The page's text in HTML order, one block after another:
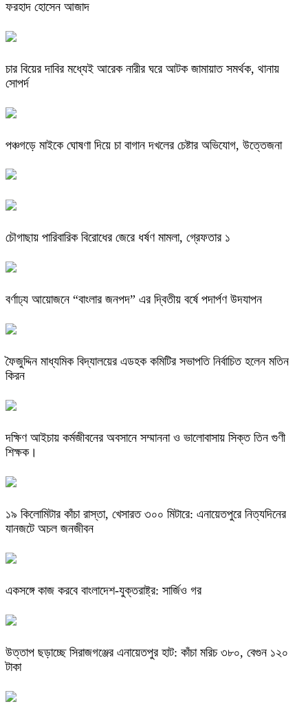
ফরহাদ হোসেন আজাদ
চার বিয়ের দাবির মধ্যেই আরেক নারীর ঘরে আটক জামায়াত সমর্থক, থানায়
সোপর্দ
পঞ্চগড়ে মাইকে ঘোষণা দিয়ে চা বাগান দখলের চেষ্টার অভিযোগ, উত্তেজনা
চৌগাছায় পারিবারিক বিরোধের জেরে ধর্ষণ মামলা, গ্রেফতার ১
বর্ণাঢ্য আয়োজনে “বাংলার জনপদ” এর দ্বিতীয় বর্ষে পদার্পণ উদযাপন
ফৈজুদ্দিন মাধ্যমিক বিদ্যালয়ের এডহক কমিটির সভাপতি নির্বাচিত হলেন মতিন
কিরন
দক্ষিণ আইচায় কর্মজীবনের অবসানে সম্মাননা ও ভালোবাসায় সিক্ত তিন গুণী
শিক্ষক।
​১৯ কিলোমিটার কাঁচা রাস্তা, খেসারত ৩০০ মিটারে: এনায়েতপুরে নিত্যদিনের
যানজটে অচল জনজীবন
একসঙ্গে কাজ করবে বাংলাদেশ-যুক্তরাষ্ট্র: সার্জিও গর
উত্তাপ ছড়াচ্ছে সিরাজগঞ্জের এনায়েতপুর হাট: কাঁচা মরিচ ৩৮০, বেগুন ১২০
টাকা